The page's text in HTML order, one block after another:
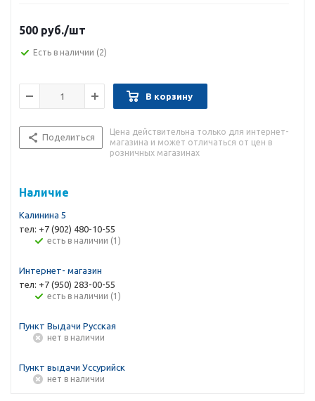
500 руб./шт
Есть в наличии (2)
В корзину
Поделиться
Цена действительна только для интернет-
магазина и может отличаться от цен в
розничных магазинах
Наличие
Калинина 5
тел: +7 (902) 480-10-55
Есть в наличии (1)
Интернет- магазин
тел: +7 (950) 283-00-55
Есть в наличии (1)
Пункт Выдачи Русская
Нет в наличии
Пункт выдачи Уссурийск
Нет в наличии